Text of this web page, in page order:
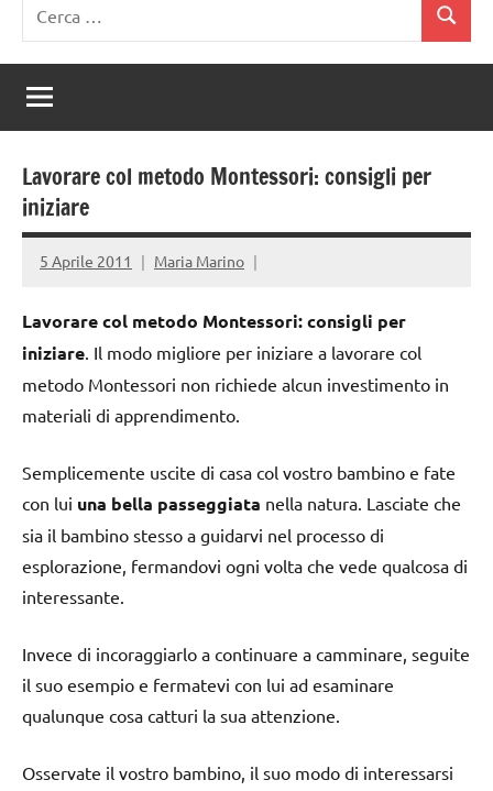
per:
Cerca
Lavorare col metodo Montessori: consigli per
iniziare
5 Aprile 2011 Maria Marino
Lavorare col metodo Montessori: consigli per
iniziare . Il modo migliore per iniziare a lavorare col
metodo Montessori non richiede alcun investimento in
materiali di apprendimento.
Semplicemente uscite di casa col vostro bambino e fate
con lui una bella passeggiata nella natura. Lasciate che
sia il bambino stesso a guidarvi nel processo di
esplorazione, fermandovi ogni volta che vede qualcosa di
interessante.
Invece di incoraggiarlo a continuare a camminare, seguite
il suo esempio e fermatevi con lui ad esaminare
qualunque cosa catturi la sua attenzione.
Osservate il vostro bambino, il suo modo di interessarsi